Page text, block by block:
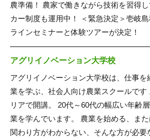
農準備！ 農家で働きながら技術を習得
カー制度も運用中！ ＜緊急決定＞壱岐
ラインセミナーと体験ツアーが決定！
アグリイノベーション大学校
アグリイノベーション大学校は、仕事を
業を学ぶ、社会人向け農業スクールです
リアで開講。 20代～60代の幅広い年齢
業を学んでいます。 農業を始める、ま
関わり方がわからない、そんな方が必要